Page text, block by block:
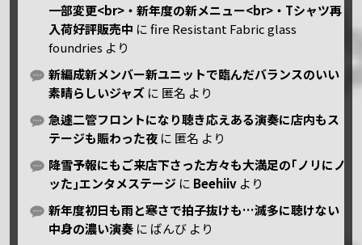
一部変更<br>・新年度の新メニュー<br>・Tシャツ再
入荷好評販売中 にfire Resistant Fabric glass
foundries より
新編成新メンバー新ユニットで臨んだバランスのいい
素晴らしいジャズ に 匿名 より
急遽二管フロントになり聴き応えある演奏に店内もス
テージも賑わった夜 に 匿名 より
降雪予報にもご来店下さった方々も大満足の｢ノリにノ
ッた｣エンタメステージ に Beehiiv より
新年度初日も雨と寒さで拍子抜けも…滅多に聴けない
中身の濃い演奏 に ばんび より